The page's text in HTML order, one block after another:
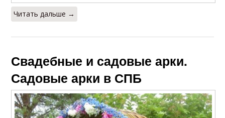
Читать дальше →
Свадебные и садовые арки.
Садовые арки в СПБ